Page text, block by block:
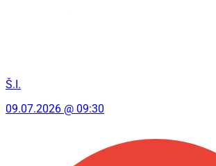
Š.I.
09.07.2026 @ 09:30